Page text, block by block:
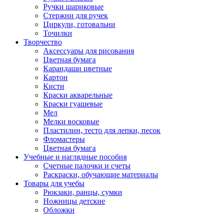
Ручки шариковые
Стержни для ручек
Циркули, готовальни
Точилки
Творчество
Аксессуары для рисования
Цветная бумага
Карандаши цветные
Картон
Кисти
Краски акварельные
Краски гуашевые
Мел
Мелки восковые
Пластилин, тесто для лепки, песок
Фломастеры
Цветная бумага
Учебные и наглядные пособия
Счетные палочки и счеты
Раскраски, обучающие материалы
Товары для учебы
Рюкзаки, ранцы, сумки
Ножницы детские
Обложки